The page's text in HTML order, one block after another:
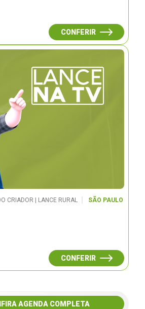
CONFERIR
CRIADOR | LANCE RURAL
SÃO PAULO
CONFERIR
AGENDA COMPLETA